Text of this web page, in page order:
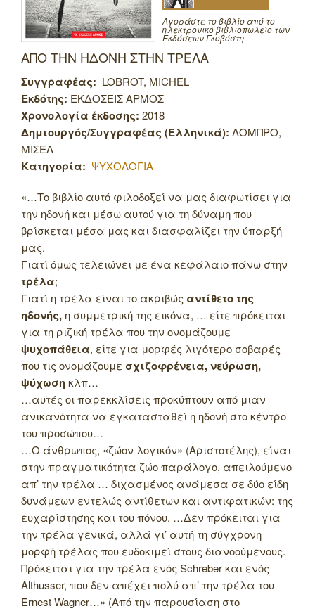
Αγοράστε το βιβλίο από το
ηλεκτρονικό βιβλιοπωλείο των
Εκδόσεων Γκοβόστη
ΑΠΟ ΤΗΝ ΗΔΟΝΗ ΣΤΗΝ ΤΡΕΛΑ
Συγγραφέας: LOBROT, MICHEL
Εκδότης: ΕΚΔΟΣΕΙΣ ΑΡΜΟΣ
Χρονολογία έκδοσης: 2018
Δημιουργός/Συγγραφέας (Ελληνικά): ΛΟΜΠΡΟ,
ΜΙΣΕΛ
Κατηγορία: ΨΥΧΟΛΟΓΙΑ
«…Το βιβλίο αυτό φιλοδοξεί να μας διαφωτίσει για
την ηδονή και μέσω αυτού για τη δύναμη που
βρίσκεται μέσα μας και διασφαλίζει την ύπαρξή
μας.
Γιατί όμως τελειώνει με ένα κεφάλαιο πάνω στην
τρέλα;
Γιατί η τρέλα είναι το ακριβώς αντίθετο της
ηδονής, η συμμετρική της εικόνα, … είτε πρόκειται
για τη ριζική τρέλα που την ονομάζουμε
ψυχοπάθεια, είτε για μορφές λιγότερο σοβαρές
που τις ονομάζουμε σχιζοφρένεια, νεύρωση,
ψύχωσηκλπ…
…αυτές οι παρεκκλίσεις προκύπτουν από μιαν
ανικανότητα να εγκατασταθεί η ηδονή στο κέντρο
του προσώπου…
…Ο άνθρωπος, «ζώον λογικόν» (Αριστοτέλης), είναι
στην πραγματικότητα ζώο παράλογο, απειλούμενο
απ’ την τρέλα … διχασμένος ανάμεσα σε δύο είδη
δυνάμεων εντελώς αντίθετων και αντιφατικών: της
ευχαρίστησης και του πόνου. …Δεν πρόκειται για
την τρέλα γενικά, αλλά γι’ αυτή τη σύγχρονη
μορφή τρέλας που ευδοκιμεί στους διανοούμενους.
Πρόκειται για την τρέλα ενός Schreber και ενός
Althusser, που δεν απέχει πολύ απ’ την τρέλα του
Ernest Wagner…» (Από την παρουσίαση στο